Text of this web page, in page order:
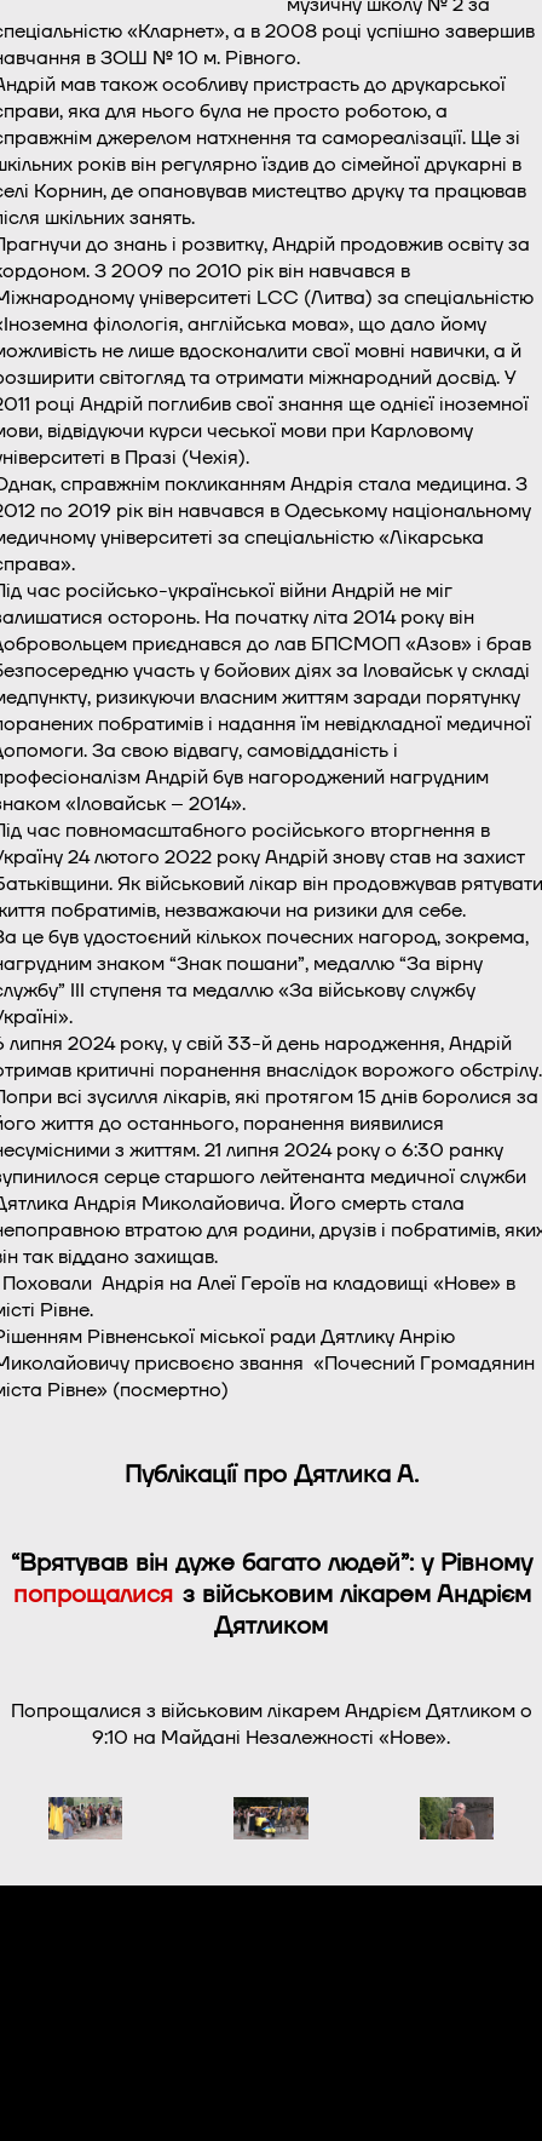
«Кларнет», а в 2008 році успішно завершив
в ЗОШ № 10 м. Рівного.
мав також особливу пристрасть до друкарської
яка для нього була не просто роботою, а
джерелом натхнення та самореалізації. Ще зі
років він регулярно їздив до сімейної друкарні в
Корнин, де опановував мистецтво друку та працював
шкільних занять.
до знань і розвитку, Андрій продовжив освіту за
З 2009 по 2010 рік він навчався в
університеті LCC (Литва) за спеціальністю
філологія, англійська мова», що дало йому
не лише вдосконалити свої мовні навички, а й
світогляд та отримати міжнародний досвід. У
році Андрій поглибив свої знання ще однієї іноземної
відвідуючи курси чеської мови при Карловому
в Празі (Чехія).
справжнім покликанням Андрія стала медицина. З
по 2019 рік він навчався в Одеському національному
університеті за спеціальністю «Лікарська
час російсько-української війни Андрій не міг
осторонь. На початку літа 2014 року він
приєднався до лав БПСМОП «Азов» і брав
участь у бойових діях за Іловайськ у складі
ризикуючи власним життям заради порятунку
побратимів і надання їм невідкладної медичної
За свою відвагу, самовідданість і
Андрій був нагороджений нагрудним
«Іловайськ – 2014».
час повномасштабного російського вторгнення в
24 лютого 2022 року Андрій знову став на захист
Як військовий лікар він продовжував рятувати
побратимів, незважаючи на ризики для себе.
це був удостоєний кількох почесних нагород, зокрема,
знаком “Знак пошани”, медаллю “За вірну
III ступеня та медаллю «За військову службу
липня 2024 року, у свій 33-й день народження, Андрій
критичні поранення внаслідок ворожого обстрілу.
всі зусилля лікарів, які протягом 15 днів боролися за
життя до останнього, поранення виявилися
з життям. 21 липня 2024 року о 6:30 ранку
серце старшого лейтенанта медичної служби
Андрія Миколайовича. Його смерть стала
втратою для родини, друзів і побратимів,
так віддано захищав.
Андрія на Алеї Героїв на кладовищі «Нове» в
Рівне.
Рівненської міської ради Дятлику Анрію
присвоєно звання «Почесний Громадянин
Рівне» (посмертно)
Публікації про Дятлика А.
“Врятував він дуже багато людей”: у Рівному
попрощалися з військовим лікарем Андрієм
Дятликом
Попрощалися з військовим лікарем Андрієм Дятликом о
9:10 на Майдані Незалежності «Нове».